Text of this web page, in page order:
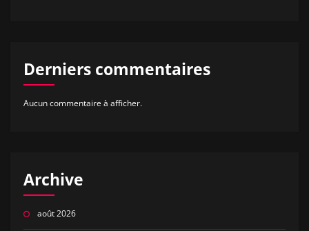
Derniers commentaires
Aucun commentaire à afficher.
Archive
août 2026